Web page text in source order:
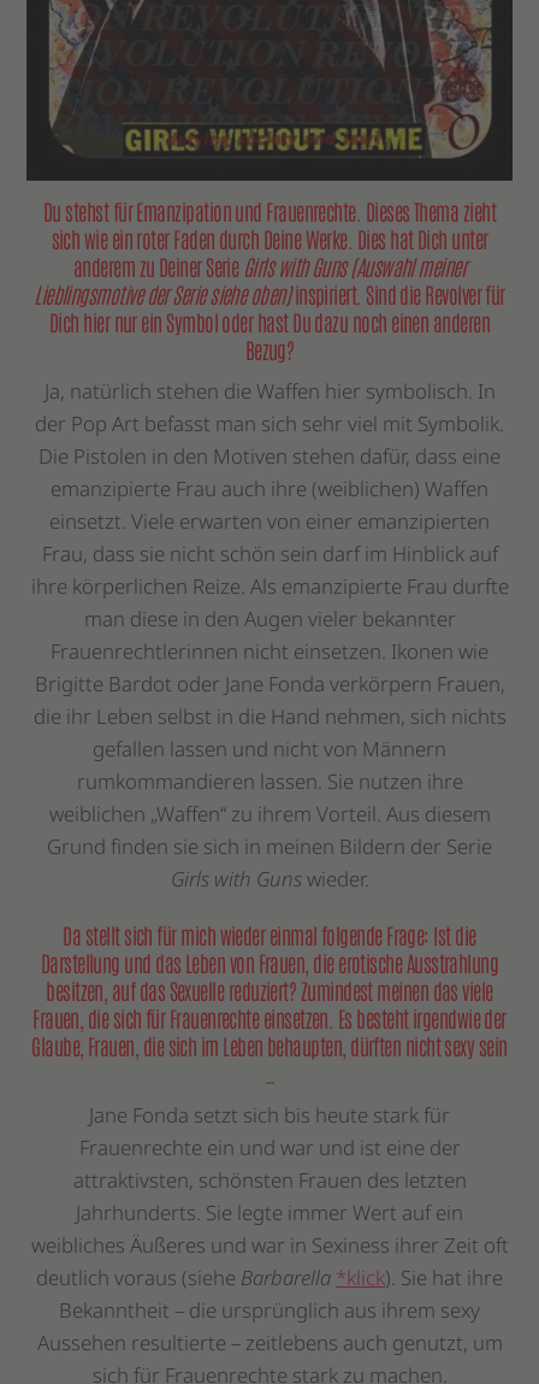
Du stehst für Emanzipation und Frauenrechte. Dieses Thema zieht
sich wie ein roter Faden durch Deine Werke. Dies hat Dich unter
anderem zu Deiner Serie Girls with Guns (Auswahl meiner
Lieblingsmotive der Serie siehe oben)inspiriert. Sind die Revolver für
Dich hier nur ein Symbol oder hast Du dazu noch einen anderen
Bezug?
Ja, natürlich stehen die Waffen hier symbolisch. In
der Pop Art befasst man sich sehr viel mit Symbolik.
Die Pistolen in den Motiven stehen dafür, dass eine
emanzipierte Frau auch ihre (weiblichen) Waffen
einsetzt. Viele erwarten von einer emanzipierten
Frau, dass sie nicht schön sein darf im Hinblick auf
ihre körperlichen Reize. Als emanzipierte Frau durfte
man diese in den Augen vieler bekannter
Frauenrechtlerinnen nicht einsetzen. Ikonen wie
Brigitte Bardot oder Jane Fonda verkörpern Frauen,
die ihr Leben selbst in die Hand nehmen, sich nichts
gefallen lassen und nicht von Männern
rumkommandieren lassen. Sie nutzen ihre
weiblichen „Waffen“ zu ihrem Vorteil. Aus diesem
Grund finden sie sich in meinen Bildern der Serie
Girls with Gunswieder.
Da stellt sich für mich wieder einmal folgende Frage: Ist die
Darstellung und das Leben von Frauen, die erotische Ausstrahlung
besitzen, auf das Sexuelle reduziert? Zumindest meinen das viele
Frauen, die sich für Frauenrechte einsetzen. Es besteht irgendwie der
Glaube, Frauen, die sich im Leben behaupten, dürften nicht sexy sein
Jane Fonda setzt sich bis heute stark für
Frauenrechte ein und war und ist eine der
attraktivsten, schönsten Frauen des letzten
Jahrhunderts. Sie legte immer Wert auf ein
weibliches Äußeres und war in Sexiness ihrer Zeit oft
deutlich voraus (siehe Barbarella *klick). Sie hat ihre
Bekanntheit – die ursprünglich aus ihrem sexy
Aussehen resultierte – zeitlebens auch genutzt, um
sich für Frauenrechte stark zu machen.